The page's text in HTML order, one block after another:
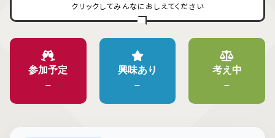
クリックしてみんなにおしえてください
参加予定
–
興味あり
–
考え中
–